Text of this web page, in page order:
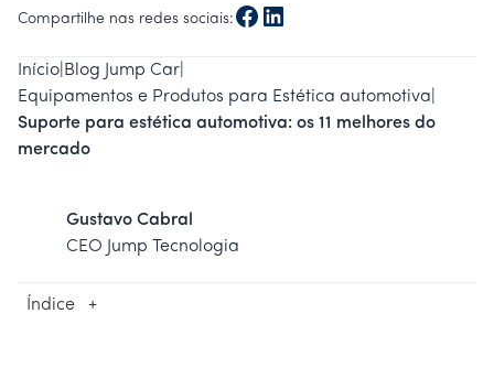
Compartilhe nas redes sociais:
Início Blog Jump Car
Equipamentos e Produtos para Estética automotiva
Suporte para estética automotiva: os 11 melhores do
mercado
Gustavo Cabral
CEO Jump Tecnologia
Índice +